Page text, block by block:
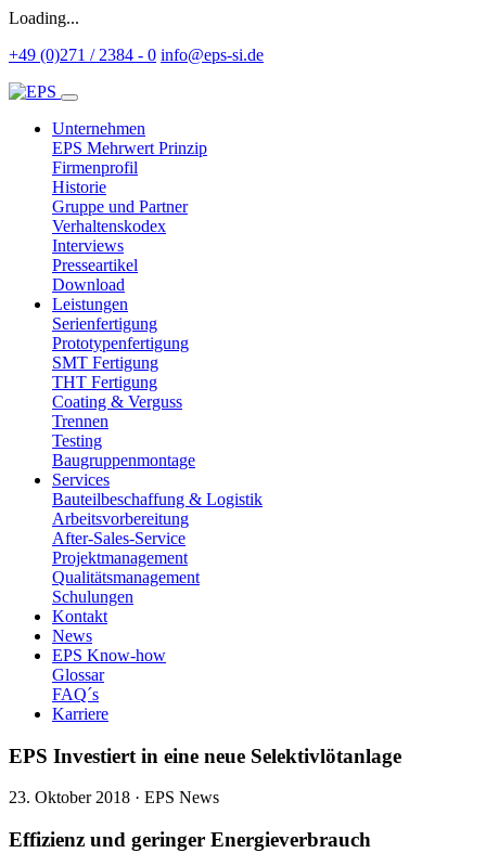
Loading...
+49 (0)271 / 2384 - 0 info@eps-si.de
Unternehmen
EPS Mehrwert Prinzip
Firmenprofil
Historie
Gruppe und Partner
Verhaltenskodex
Interviews
Presseartikel
Download
Leistungen
Serienfertigung
Prototypenfertigung
SMT Fertigung
THT Fertigung
Coating & Verguss
Trennen
Testing
Baugruppenmontage
Services
Bauteilbeschaffung & Logistik
Arbeitsvorbereitung
After-Sales-Service
Projektmanagement
Qualitätsmanagement
Schulungen
Kontakt
News
EPS Know-how
Glossar
FAQ´s
Karriere
EPS Investiert in eine neue Selektivlötanlage
23. Oktober 2018 · EPS News
Effizienz und geringer Energieverbrauch